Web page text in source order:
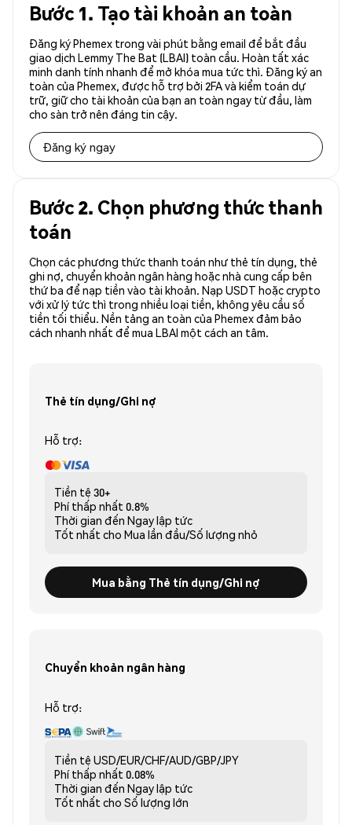
Bước 1. Tạo tài khoản an toàn
Đăng ký Phemex trong vài phút bằng email để bắt đầu
giao dịch Lemmy The Bat (LBAI) toàn cầu. Hoàn tất xác
minh danh tính nhanh để mở khóa mua tức thì. Đăng ký an
toàn của Phemex, được hỗ trợ bởi 2FA và kiểm toán dự
trữ, giữ cho tài khoản của bạn an toàn ngay từ đầu, làm
cho sàn trở nên đáng tin cậy.
Đăng ký ngay
Bước 2. Chọn phương thức thanh
toán
Chọn các phương thức thanh toán như thẻ tín dụng, thẻ
ghi nợ, chuyển khoản ngân hàng hoặc nhà cung cấp bên
thứ ba để nạp tiền vào tài khoản. Nạp USDT hoặc crypto
với xử lý tức thì trong nhiều loại tiền, không yêu cầu số
tiền tối thiểu. Nền tảng an toàn của Phemex đảm bảo
cách nhanh nhất để mua LBAI một cách an tâm.
Thẻ tín dụng/Ghi nợ
Hỗ trợ:
Tiền tệ 30+
Phí thấp nhất 0.8%
Thời gian đến Ngay lập tức
Tốt nhất cho Mua lần đầu/Số lượng nhỏ
Mua bằng Thẻ tín dụng/Ghi nợ
Chuyển khoản ngân hàng
Hỗ trợ:
Tiền tệ USD/EUR/CHF/AUD/GBP/JPY
Phí thấp nhất 0.08%
Thời gian đến Ngay lập tức
Tốt nhất cho Số lượng lớn